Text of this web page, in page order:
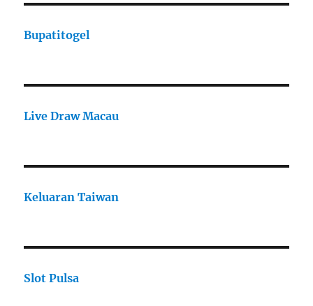
Bupatitogel
Live Draw Macau
Keluaran Taiwan
Slot Pulsa